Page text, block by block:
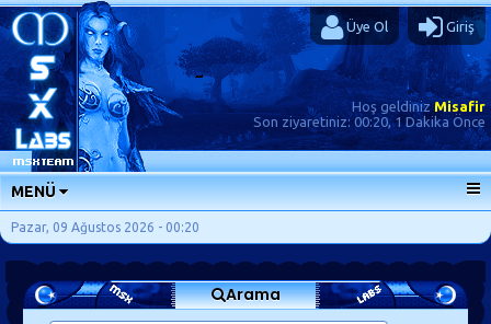
Üye Ol Giriş
Hoş geldinizMisafir
Son ziyaretiniz: 00:20, 1 Dakika Önce
MENÜ
ANA SAYFA
FORUMLAR
SORU-CEVAP
Pazar, 09 Ağustos 2026 - 00:20
Arama